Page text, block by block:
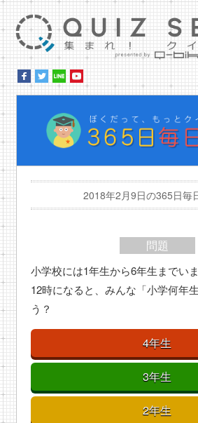
2018年2月9日の365日毎
問題
小学校には1年生から6年生までい
12時になると、みんな「小学何年
う？
4年生
3年生
2年生